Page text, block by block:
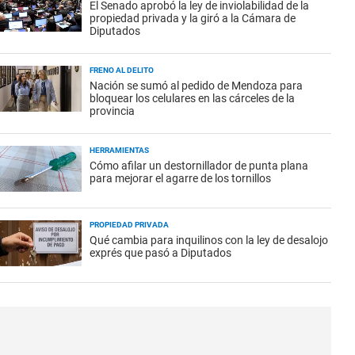
El Senado aprobó la ley de inviolabilidad de la
propiedad privada y la giró a la Cámara de
Diputados
FRENO AL DELITO
Nación se sumó al pedido de Mendoza para
bloquear los celulares en las cárceles de la
provincia
HERRAMIENTAS
Cómo afilar un destornillador de punta plana
para mejorar el agarre de los tornillos
PROPIEDAD PRIVADA
Qué cambia para inquilinos con la ley de desalojo
exprés que pasó a Diputados